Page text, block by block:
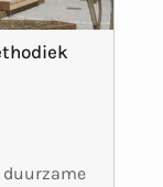
duurzame